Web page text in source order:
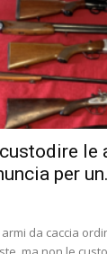
le
per
da caccia